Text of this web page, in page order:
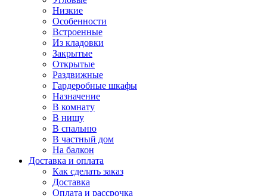
Низкие
Особенности
Встроенные
Из кладовки
Закрытые
Открытые
Раздвижные
Гардеробные шкафы
Назначение
В комнату
В нишу
В спальню
В частный дом
На балкон
Доставка и оплата
Как сделать заказ
Доставка
Оплата и рассрочка